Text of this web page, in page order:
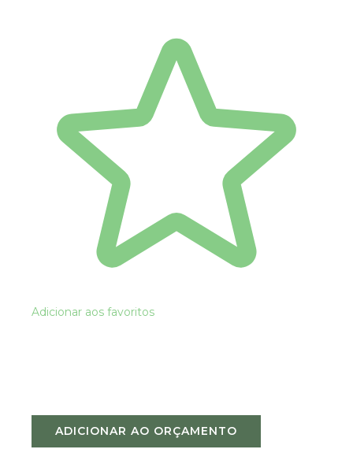
Adicionar aos favoritos
ADICIONAR AO ORÇAMENTO